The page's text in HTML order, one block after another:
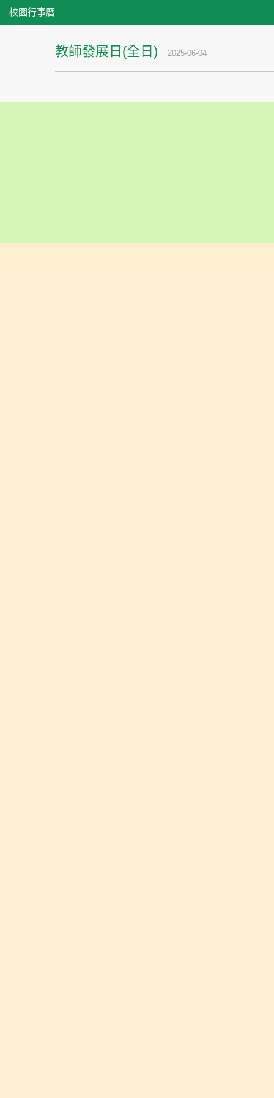
校園行事曆
教師發展日(全日) 2025-06-04